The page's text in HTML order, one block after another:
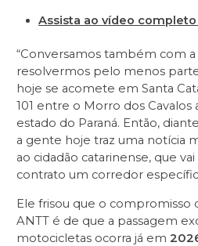
Assista ao vídeo completo
“Conversamos também com a
resolvermos pelo menos
hoje se acomete em Santa
101 entre o Morro dos Cavalos
estado do Paraná. Então,
a gente hoje traz uma notícia
ao cidadão catarinense, que
contrato um corredor
Ele frisou que o compromisso
ANTT é de que a passagem
motocicletas ocorra já em